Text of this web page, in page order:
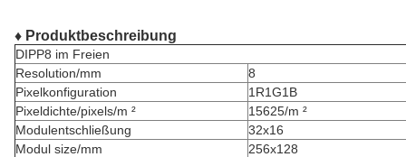
♦ Produktbeschreibung
DIPP8 im Freien
Resolution/mm
8
Pixelkonfiguration
1R1G1B
Pixeldichte/pixels/m ²
15625/m ²
Modulentschließung
32x16
Modul size/mm
256x128